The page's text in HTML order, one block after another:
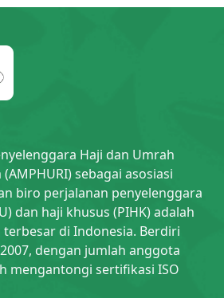
Haji dan Umrah
sebagai asosiasi
biro perjalanan penyelenggara
dan haji khusus (PIHK) adalah
di Indonesia. Berdiri
dengan jumlah anggota
mengantongi sertifikasi ISO